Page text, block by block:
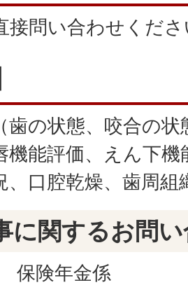
接問い合わせくだ
歯の状態、咬合の
機能評価、えん下
、口腔乾燥、歯周組
に関するお問
保険年金係